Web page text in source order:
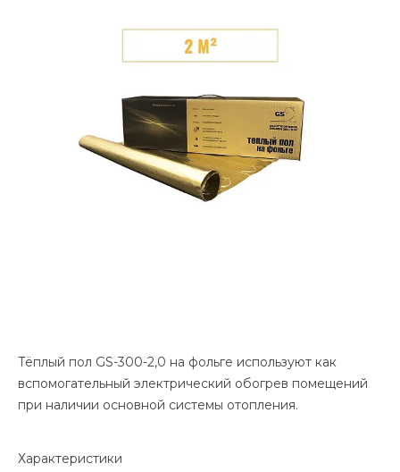
Тёплый пол GS-300-2,0 на фольге используют как
вспомогательный электрический обогрев помещений
при наличии основной системы отопления.
Характеристики